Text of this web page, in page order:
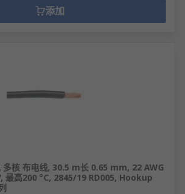
添加
核 布电线, 30.5 m长 0.65 mm, 22 AWG
最高200 °C, 2845/19 RD005, Hookup